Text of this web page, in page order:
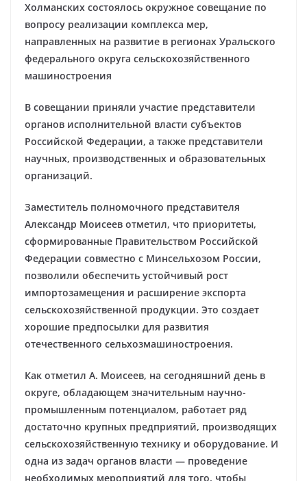
Холманских состоялось окружное совещание по
вопросу реализации комплекса мер,
направленных на развитие в регионах Уральского
федерального округа сельскохозяйственного
машиностроения
В совещании приняли участие представители
органов исполнительной власти субъектов
Российской Федерации, а также представители
научных, производственных и образовательных
организаций.
Заместитель полномочного представителя
Александр Моисеев отметил, что приоритеты,
сформированные Правительством Российской
Федерации совместно с Минсельхозом России,
позволили обеспечить устойчивый рост
импортозамещения и расширение экспорта
сельскохозяйственной продукции. Это создает
хорошие предпосылки для развития
отечественного сельхозмашиностроения.
Как отметил А. Моисеев, на сегодняшний день в
округе, обладающем значительным научно-
промышленным потенциалом, работает ряд
достаточно крупных предприятий, производящих
сельскохозяйственную технику и оборудование. И
одна из задач органов власти — проведение
необходимых мероприятий для того, чтобы